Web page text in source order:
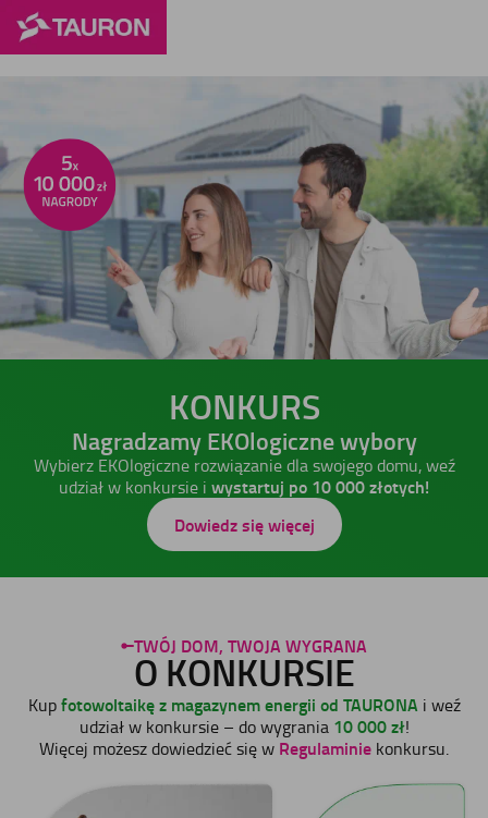
KONKURS
Nagradzamy EKOlogiczne wybory
Wybierz EKOlogiczne rozwiązanie dla swojego domu,weź
udział w konkursie i wystartuj po 10 000 złotych!
Dowiedz się więcej
TWÓJ DOM, TWOJA WYGRANA
O KONKURSIE
Kupfotowoltaikę z magazynem energii od TAURONAi weź
udział w konkursie – do wygrania 10 000 zł!
Więcej możesz dowiedzieć się w Regulaminie konkursu.